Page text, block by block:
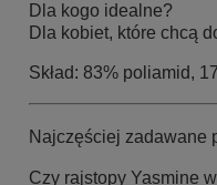
Dla kogo idealne?
Dla kobiet, które chcą
Skład: 83% poliamid,
Najczęściej zadawane
Czy rajstopy Yasmine